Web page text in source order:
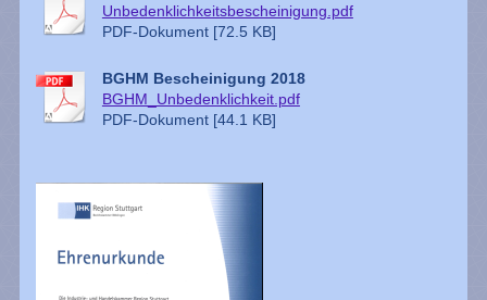
Unbedenklichkeitsbescheinigung.pdf
PDF-Dokument [72.5 KB]
BGHM Bescheinigung 2018
BGHM_Unbedenklichkeit.pdf
PDF-Dokument [44.1 KB]